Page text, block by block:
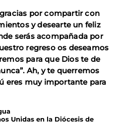
por compartir con
y desearte un feliz
serás acompañada por
regreso os deseamos
para que Dios te de
Ah, y te querremos
eres muy importante para
Unidas en la Diócesis de